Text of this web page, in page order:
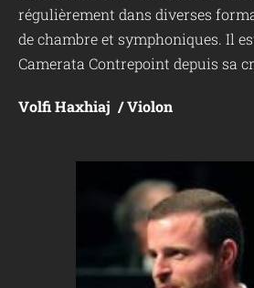
régulièrement dans diverses
de chambre et symphoniques. Il
Camerata Contrepoint depuis sa
Volfi Haxhiaj / Violon